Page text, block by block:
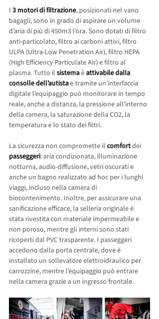
I 3 motori di filtrazione, posizionati nel vano
bagagli, sono in grado di aspirare un volume
d’aria di più di 450m3 l’ora. Sono dotati di filtro
anti-particolato, filtro ai carboni attivi, filtro
ULPA (Ultra-Low Penetration Air), filtro HEPA
(High Efficiency Particulate Air) e filtro al
plasma. Tutto il sistema è attivabile dalla
consolle dell’autista e tramite un’interfaccia
digitale l’equipaggio può monitorare in tempo
reale, anche a distanza, la pressione all’interno
della camera, la saturazione della CO2, la
temperatura e lo stato dei filtri.
La sicurezza non compromette il comfort dei
passeggeri: aria condizionata, illuminazione
notturna, audio-diffusione, vetri oscurati e
anche un bagno realizzato ad hoc per i lunghi
viaggi, incluso nella camera di
biocontenimento. Inoltre, per assicurare una
sanificazione efficace, la selleria originale è
stata rivestita con materiale impermeabile e
non poroso, mentre gli interni sono stati
ricoperti dal PVC trasparente. I passeggeri
accedono dalla porta centrale, dove è
installato un sollevatore elettroidraulico per
carrozzine, mentre l’equipaggio può entrare
nella camera grazie a un ingresso frontale.